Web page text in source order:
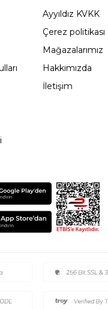
Ayyıldız KVKK
Çerez politikası
Mağazalarımız
Hakkımızda
İletişim